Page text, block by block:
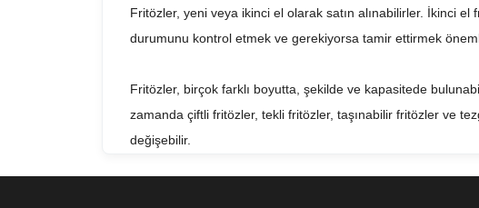
Fritözler, yeni veya ikinci el olarak satın alınabilirler. İkinci
durumunu kontrol etmek ve gerekiyorsa tamir ettirmek
Fritözler, birçok farklı boyutta, şekilde ve kapasitede
zamanda çiftli fritözler, tekli fritözler, taşınabilir fritözler ve
değişebilir.